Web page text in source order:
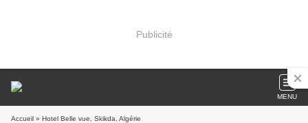
Publicité
MENU
Accueil » Hotel Belle vue, Skikda, Algérie